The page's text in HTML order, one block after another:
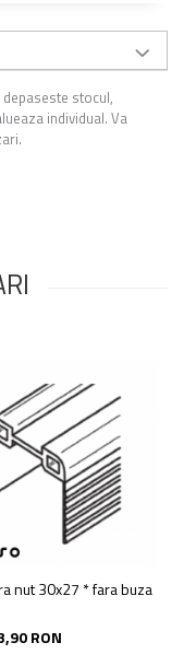
stocul,
individual. Va
nut 30x27 * fara buza
RON